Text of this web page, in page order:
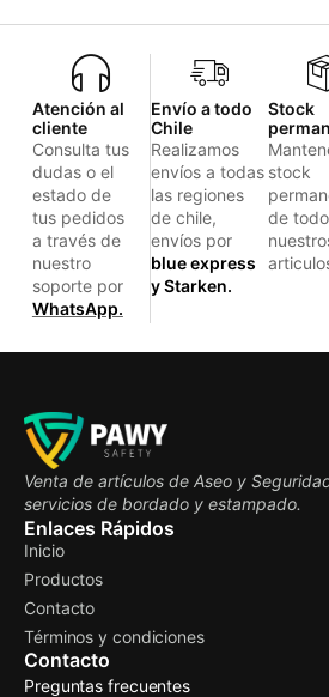
Atención al
cliente
Consulta tus
dudas o el
estado de
tus pedidos
a través de
nuestro
soporte por
WhatsApp.
Envío a todo
Chile
Realizamos
envíos a todas
las regiones
de chile,
envíos por
blue express
y Starken.
Stock
stock
de
Venta de artículos de Aseo y
servicios de bordado y estampado.
Enlaces Rápidos
Inicio
Productos
Contacto
Términos y condiciones
Contacto
Preguntas frecuentes